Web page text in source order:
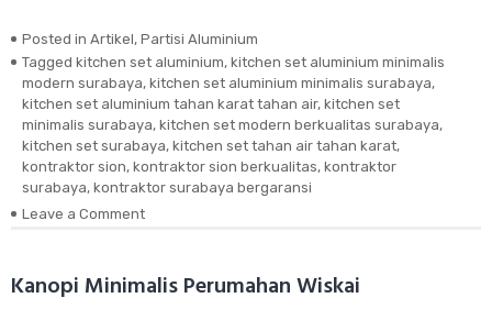
Posted in Artikel, Partisi Aluminium
Tagged kitchen set aluminium, kitchen set aluminium minimalis
modern surabaya, kitchen set aluminium minimalis surabaya,
kitchen set aluminium tahan karat tahan air, kitchen set
minimalis surabaya, kitchen set modern berkualitas surabaya,
kitchen set surabaya, kitchen set tahan air tahan karat,
kontraktor sion, kontraktor sion berkualitas, kontraktor
surabaya, kontraktor surabaya bergaransi
Leave a Comment
Pondok
Candra
Kanopi Minimalis Perumahan Wiskai